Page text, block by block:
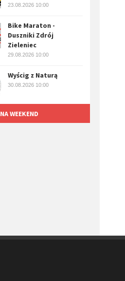
23.08.2026 10:00
Bike Maraton -
Duszniki Zdrój
Zieleniec
29.08.2026 10:00
Wyścig z Naturą
30.08.2026 10:00
NA WEEKEND